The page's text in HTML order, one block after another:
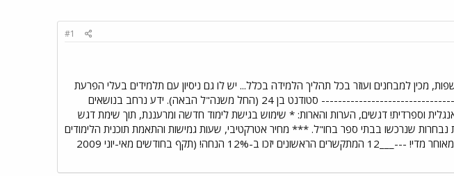
#1
למבחנים ועוזר בכל תהליך הלמידה בכלל... יש לו גם ניסיון עם תלמידים בעלי הפרעת
קשב וריכוז והיפראקטיביות מאובחנים. מורה פרטי בכל הנושאים בכל הרמות ---------------------------------- סטודנט בן 24 (החל משנה"ל הבאה). ידע נרחב בנושאים
וספרדית! דגשים, הערות והארות: * שימוש בגישת לימוד חדשה ומרעננת, תוך שימת דגש
שנרכשו בבתי ספר בחו"ל. *** מחיר אטרקטיבי, שעות גמישות והתאמת תוכנית הלימודים
לצרכי התלמיד/ה. **** סבלנות, התמדה והשקעה הם המפתח! אף פעם לא מאוחר מדי! ---___12 המתקשרים הראשונים יזכו ב-12% הנחה! (תקף בחודשים מאי-יוני 2009